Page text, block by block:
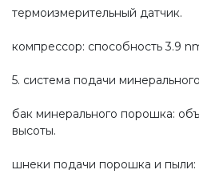
термоизмерительный датчик.
компрессор: способность 3.9
5. система подачи
бак минерального порошка:
высоты.
шнеки подачи порошка и пыли: